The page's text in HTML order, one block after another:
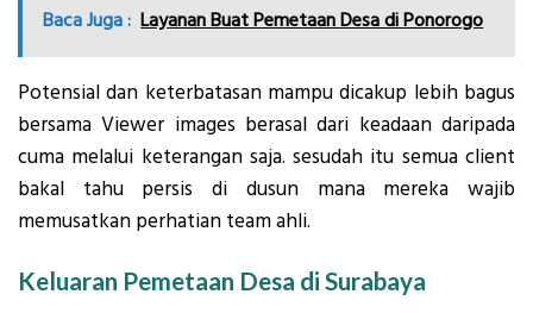
Baca Juga : Layanan Buat Pemetaan Desa di Ponorogo
Potensial dan keterbatasan mampu dicakup lebih bagus
bersama Viewer images berasal dari keadaan daripada
cuma melalui keterangan saja. sesudah itu semua client
bakal tahu persis di dusun mana mereka wajib
memusatkan perhatian team ahli.
Keluaran Pemetaan Desa di Surabaya